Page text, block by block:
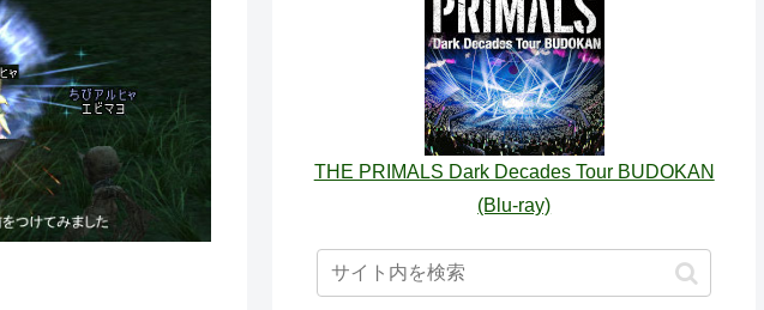
THE PRIMALS Dark Decades Tour BUDOKAN
(Blu-ray)